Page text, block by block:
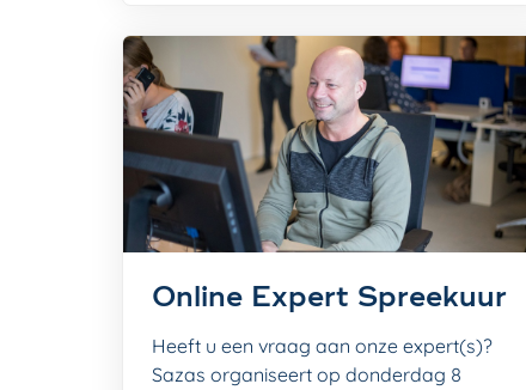
Online Expert Spreekuur
Heeft u een vraag aan onze expert(s)?
Sazas organiseert op donderdag 8